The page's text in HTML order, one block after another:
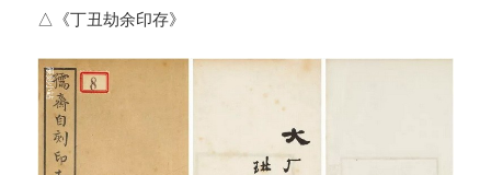
△《丁丑劫余印存》